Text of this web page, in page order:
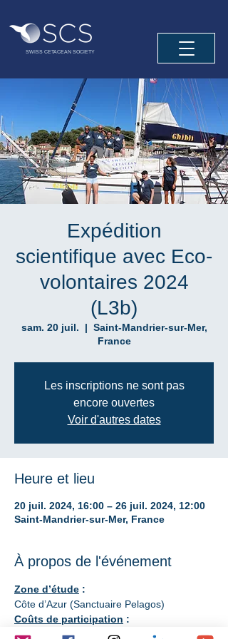
SWISS CETACEAN SOCIETY
Expédition
scientifique avec Eco-
volontaires 2024
(L3b)
sam. 20 juil.
  |
Saint-Mandrier-sur-Mer,
France
Les inscriptions ne sont pas
encore ouvertes
Voir d'autres dates
Heure et lieu
20 juil. 2024, 16:00 – 26 juil. 2024, 12:00
Saint-Mandrier-sur-Mer, France
À propos de l'événement
​Zone d’étude :
Côte d’Azur (Sanctuaire Pelagos)
Coûts de participation :
Expédition 6 jours : CHF 1'350.- tout